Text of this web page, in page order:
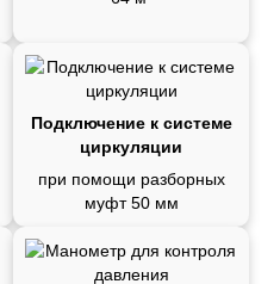
Подключение к системе
циркуляции
при помощи разборных
муфт 50 мм